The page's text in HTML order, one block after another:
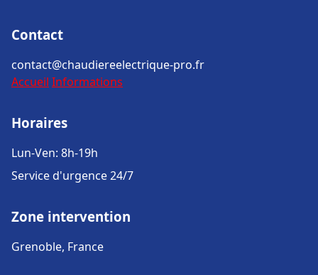
Contact
contact@chaudiereelectrique-pro.fr
Accueil Informations
Horaires
Lun-Ven: 8h-19h
Service d'urgence 24/7
Zone intervention
Grenoble, France